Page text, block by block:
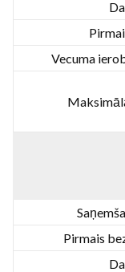
Vecuma
Pirmais